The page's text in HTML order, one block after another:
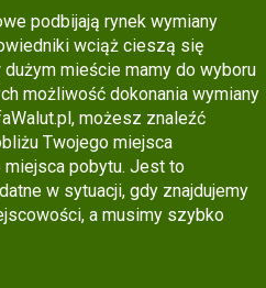
podbijają rynek wymiany
wciąż cieszą się
mieście mamy do wyboru
możliwość dokonania wymiany
możesz znaleźć
Twojego miejsca
miejsca pobytu. Jest to
w sytuacji, gdy znajdujemy
a musimy szybko